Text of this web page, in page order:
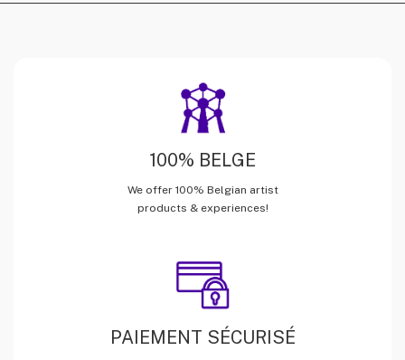
100% BELGE
We offer 100% Belgian artist
products & experiences!
PAIEMENT SÉCURISÉ